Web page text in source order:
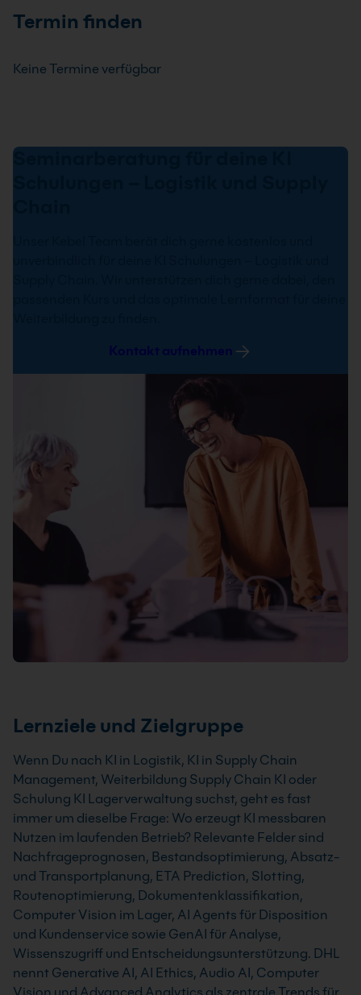
Termin finden
Keine Termine verfügbar
Seminarberatung für deine KI
Lernziele und Zielgruppe
Wenn Du nach KI in Logistik, KI in Supply Chain
Management, Weiterbildung Supply Chain KI oder
Schulung KI Lagerverwaltung suchst, geht es fast
immer um dieselbe Frage: Wo erzeugt KI messbaren
Nutzen im laufenden Betrieb? Relevante Felder sind
Nachfrageprognosen, Bestandsoptimierung, Absatz-
und Transportplanung, ETA Prediction, Slotting,
Routenoptimierung, Dokumentenklassifikation,
Computer Vision im Lager, AI Agents für Disposition
und Kundenservice sowie GenAI für Analyse,
Wissenszugriff und Entscheidungsunterstützung. DHL
nennt Generative AI, AI Ethics, Audio AI, Computer